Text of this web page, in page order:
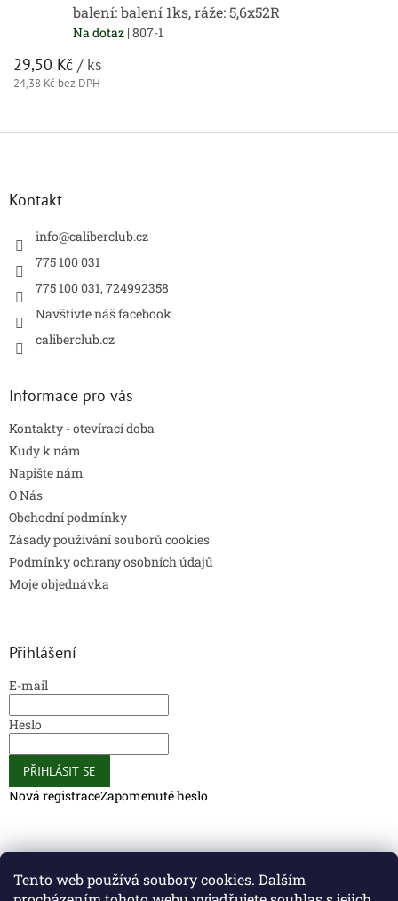
Tento web používá soubory cookies. Dalším
balení: balení 1ks, ráže: 5,6x52R
Na dotaz | 807-1
29,50 Kč / ks
24,38 Kč bez DPH
Z
Kontakt
info@caliberclub.cz
775 100 031
775 100 031, 724992358
Navštivte náš facebook
caliberclub.cz
Informace pro vás
Kontakty - otevírací doba
Kudy k nám
Napište nám
O Nás
Obchodní podmínky
Zásady používání souborů cookies
Podmínky ochrany osobních údajů
Moje objednávka
Přihlášení
E-mail
Heslo
PŘIHLÁSIT SE
Nová registraceZapomenuté heslo